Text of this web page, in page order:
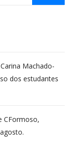
Machado-
dos estudantes
CFormoso,